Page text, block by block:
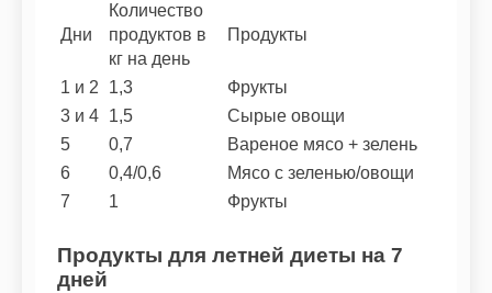
Дни
Количество
продуктов в
кг на день
Продукты
1 и 2 1,3
Фрукты
3 и 4 1,5
Сырые овощи
5
0,7
Вареное мясо + зелень
6
0,4/0,6
Мясо с зеленью/овощи
7
1 Фрукты
Продукты для летней диеты на 7
дней